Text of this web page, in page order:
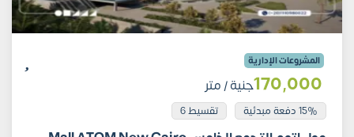
المشروعات الإدارية
170٬000جنية/ متر
15% دفعة مبدئية تقسيط 6